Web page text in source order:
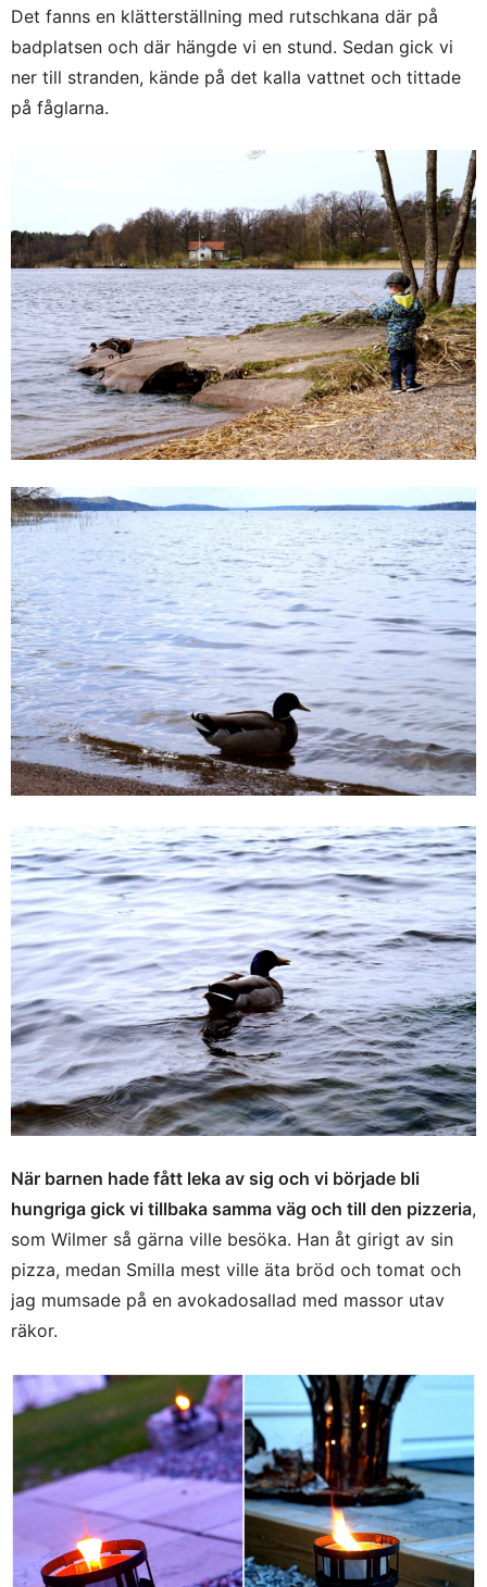
Det fanns en klätterställning med rutschkana där på
badplatsen och där hängde vi en stund. Sedan gick vi
ner till stranden, kände på det kalla vattnet och tittade
på fåglarna.
När barnen hade fått leka av sig och vi började bli
hungriga gick vi tillbaka samma väg och till den pizzeria,
som Wilmer så gärna ville besöka. Han åt girigt av sin
pizza, medan Smilla mest ville äta bröd och tomat och
jag mumsade på en avokadosallad med massor utav
räkor.